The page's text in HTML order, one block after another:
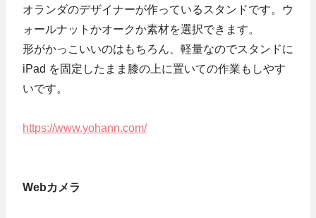
オランダのデザイナーが作っているスタンドです。ウ
ォールナットかオークか素材を選択できます。
形がかっこいいのはもちろん、軽量なのでスタンドに
iPad を固定したまま膝の上に置いての作業もしやす
いです。
https://www.yohann.com/
Webカメラ